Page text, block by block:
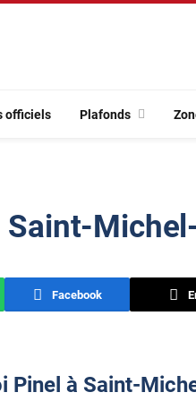
officiels Plafonds
Saint-
Facebook
Pinel à Saint-